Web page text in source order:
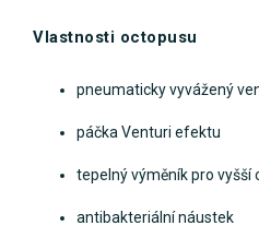
Vlastnosti octopusu
pneumaticky vyvážený
páčka Venturi efektu
tepelný výměník pro
antibakteriální náustek